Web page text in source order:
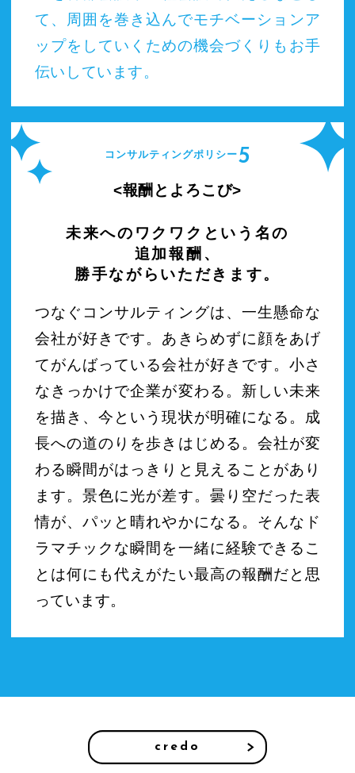
て、周囲を巻き込んでモチベーションア
ップをしていくための機会づくりもお手
伝いしています。
コンサルティングポリシー5
報酬とよろこび
未来へのワクワクという名の
追加報酬、
勝手ながらいただきます。
つなぐコンサルティングは、一生懸命な
会社が好きです。あきらめずに顔をあげ
てがんばっている会社が好きです。小さ
なきっかけで企業が変わる。新しい未来
を描き、今という現状が明確になる。成
長への道のりを歩きはじめる。会社が変
わる瞬間がはっきりと見えることがあり
ます。景色に光が差す。曇り空だった表
情が、パッと晴れやかになる。そんなド
ラマチックな瞬間を一緒に経験できるこ
とは何にも代えがたい最高の報酬だと思
っています。
credo